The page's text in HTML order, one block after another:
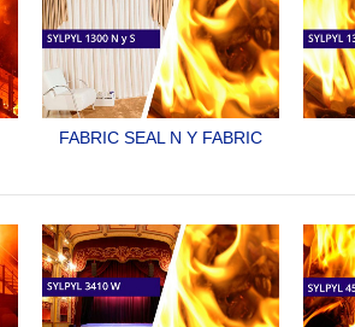
FABRIC SEAL N Y FABRIC
SYLPYL 1300 N Y S